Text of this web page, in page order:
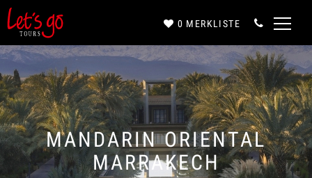
0 MERKLISTE
MANDARIN ORIENTAL
MARRAKECH
Anrede*
Vorname*